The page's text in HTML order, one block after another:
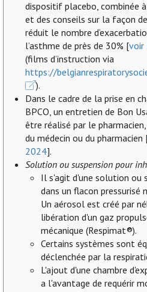
dispositif placebo, combinée
et des conseils sur la façon
réduit le nombre
l’asthme de près de 30% [voir
(films d’instruction via
https://
).
Dans le cadre de la prise en
BPCO, un entretien de Bon
être réalisé par le
du médecin ou du pharmacien
2024].
Solution ou suspension pour
Il s'agit d'une solution ou
dans un flacon pressurisé
Un aérosol est créé par
libération d'un gaz
mécanique (Respimat®).
Certains systèmes sont
déclenchée par la
L'ajout d'une chambre
a l'avantage de requérir